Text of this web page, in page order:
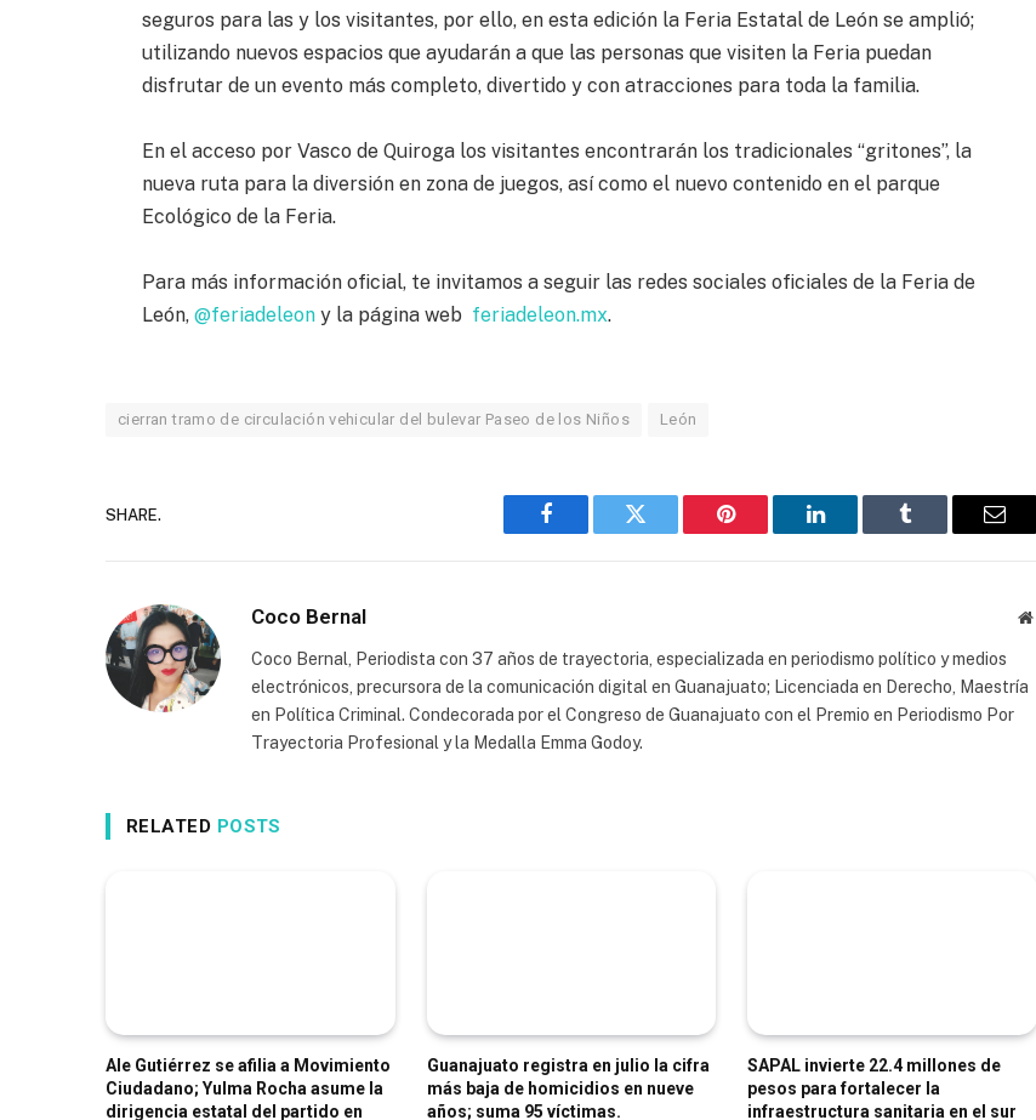
seguros para las y los visitantes, por ello, en esta edición la Feria Estatal de León se amplió;
utilizando nuevos espacios que ayudarán a que las personas que visiten la Feria puedan
disfrutar de un evento más completo, divertido y con atracciones para toda la familia.
En el acceso por Vasco de Quiroga los visitantes encontrarán los tradicionales “gritones”, la
nueva ruta para la diversión en zona de juegos, así como el nuevo contenido en el parque
Ecológico de la Feria.
Para más información oficial, te invitamos a seguir las redes sociales oficiales de la Feria de
León,@feriadeleon y la página web feriadeleon.mx.
cierran tramo de circulación vehicular del bulevar Paseo de los Niños León
SHARE.
Facebook Twitter Pinterest LinkedIn Tumblr Email
Coco Bernal
Coco Bernal, Periodista con 37 años de trayectoria, especializada en periodismo político y medios
electrónicos, precursora de la comunicación digital en Guanajuato; Licenciada en Derecho, Maestría
en Política Criminal. Condecorada por el Congreso de Guanajuato con el Premio en Periodismo Por
Trayectoria Profesional y la Medalla Emma Godoy.
RELATED POSTS
Ale Gutiérrez se afilia a Movimiento
Ciudadano; Yulma Rocha asume la
dirigencia estatal del partido en
Guanajuato registra en julio la cifra
más baja de homicidios en nueve
años; suma 95 víctimas.
SAPAL invierte 22.4 millones de
pesos para fortalecer la
infraestructura sanitaria en el sur